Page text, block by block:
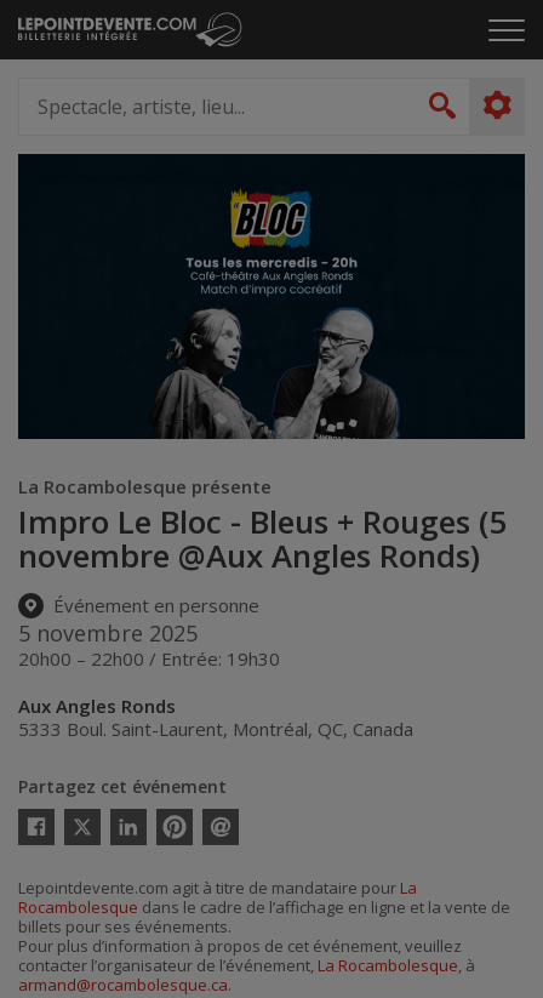
Passer
au
le
artiste,
lieu...
La Rocambolesque présente
Impro Le Bloc - Bleus + Rouges (5
novembre @Aux Angles Ronds)
Événement en personne
5 novembre 2025
20h00 – 22h00 / Entrée: 19h30
Aux Angles Ronds
5333 Boul. Saint-Laurent, Montréal, QC, Canada
Partagez cet événement
Twitter
courriel
Lepointdevente.com agit à titre de mandataire pour La
Rocambolesque dans le cadre de l’affichage en ligne et la vente de
billets pour ses événements.
Pour plus d’information à propos de cet événement, veuillez
contacter l’organisateur de l’événement, La Rocambolesque, à
armand@rocambolesque.ca.